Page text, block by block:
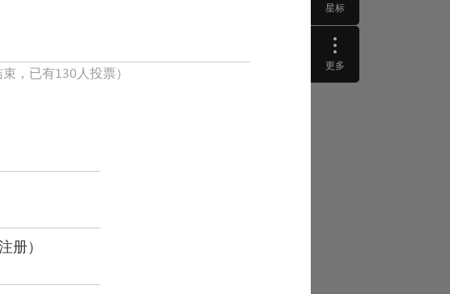
星标
更多
，已有130人投票）
册）